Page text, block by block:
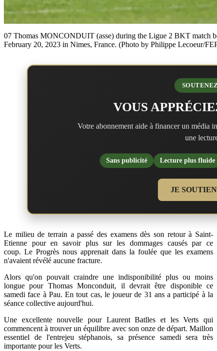
07 Thomas MONCONDUIT (asse) during the Ligue 2 BKT match
February 20, 2023 in Nimes, France. (Photo by Philippe Lecoeur/
VOUS
Votre abonnement aide à financer un média
une
Sans publicité Lecture plus fluide
JE
Le milieu de terrain a passé des examens dès son retour à Saint-
Etienne pour en savoir plus sur les dommages causés par ce
coup. Le Progrès nous apprenait dans la foulée que les examens
n'avaient révélé aucune fracture.
Alors qu'on pouvait craindre une indisponibilité plus ou moins
longue pour Thomas Monconduit, il devrait être disponible ce
samedi face à Pau. En tout cas, le joueur de 31 ans a participé à la
séance collective aujourd'hui.
Une excellente nouvelle pour Laurent Batlles et les Verts qui
commencent à trouver un équilibre avec son onze de départ. Maillon
essentiel de l'entrejeu stéphanois, sa présence samedi sera très
importante pour les Verts.